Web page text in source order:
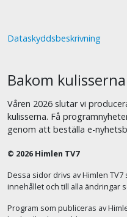
Dataskyddsbeskrivning
Bakom kulisserna
Våren 2026 slutar vi
kulisserna. Få
genom att beställa e-
© 2026 Himlen TV7
Dessa sidor drivs av Himlen
innehållet och till alla ändringar
Program som publiceras av